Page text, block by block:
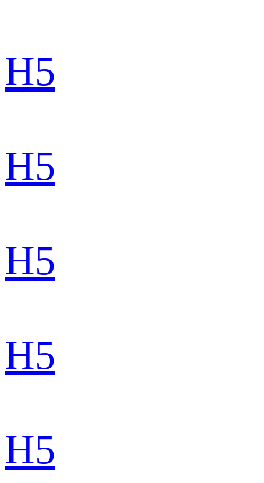
H5
H5
H5
H5
H5